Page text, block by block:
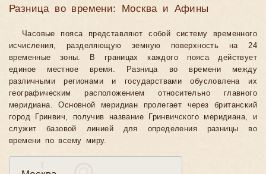
Разница во времени: Москва и Афины
Часовые пояса представляют собой систему временного
исчисления, разделяющую земную поверхность на 24
временные зоны. В границах каждого пояса действует
единое местное время. Разница во времени между
различными регионами и государствами обусловлена их
географическим расположением относительно главного
меридиана. Основной меридиан пролегает через британский
город Гринвич, получив название Гринвичского меридиана, и
служит базовой линией для определения разницы во
времени по всему миру.